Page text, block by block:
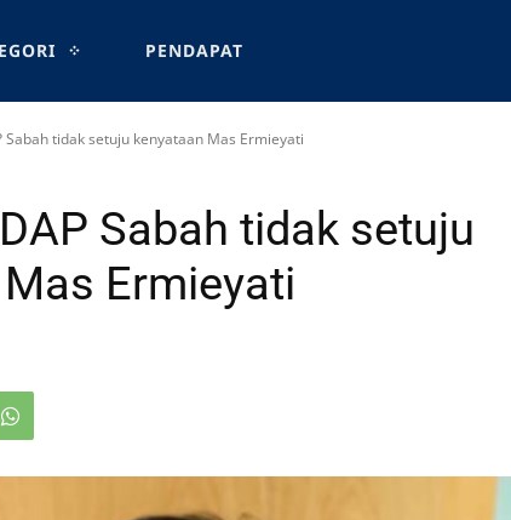
PENDAPAT
Sabah tidak setuju kenyataan Mas Ermieyati
Sabah tidak setuju
Ermieyati